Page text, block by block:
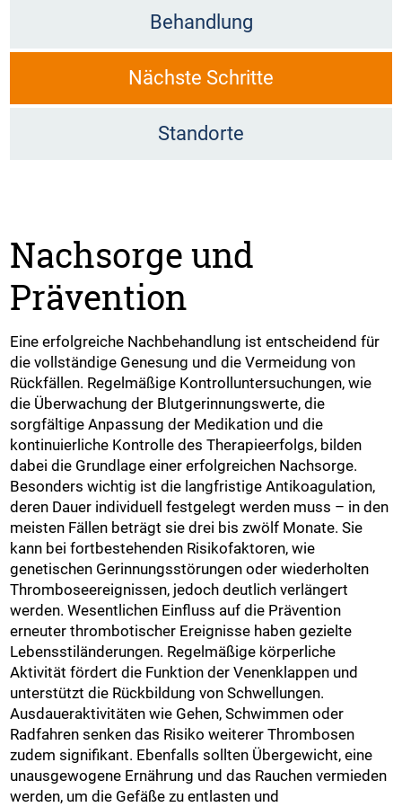
Behandlung
Nächste Schritte
Standorte
Nachsorge und
Prävention
Eine erfolgreiche Nachbehandlung ist entscheidend für
die vollständige Genesung und die Vermeidung von
Rückfällen. Regelmäßige Kontrolluntersuchungen, wie
die Überwachung der Blutgerinnungswerte, die
sorgfältige Anpassung der Medikation und die
kontinuierliche Kontrolle des Therapieerfolgs, bilden
dabei die Grundlage einer erfolgreichen Nachsorge.
Besonders wichtig ist die langfristige Antikoagulation,
deren Dauer individuell festgelegt werden muss – in den
meisten Fällen beträgt sie drei bis zwölf Monate. Sie
kann bei fortbestehenden Risikofaktoren, wie
genetischen Gerinnungsstörungen oder wiederholten
Thromboseereignissen, jedoch deutlich verlängert
werden. Wesentlichen Einfluss auf die Prävention
erneuter thrombotischer Ereignisse haben gezielte
Lebensstiländerungen. Regelmäßige körperliche
Aktivität fördert die Funktion der Venenklappen und
unterstützt die Rückbildung von Schwellungen.
Ausdaueraktivitäten wie Gehen, Schwimmen oder
Radfahren senken das Risiko weiterer Thrombosen
zudem signifikant. Ebenfalls sollten Übergewicht, eine
unausgewogene Ernährung und das Rauchen vermieden
werden, um die Gefäße zu entlasten und